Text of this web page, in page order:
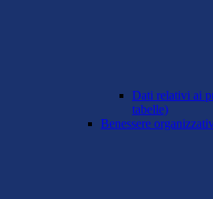
Dati relativi ai
tabelle)
Benessere